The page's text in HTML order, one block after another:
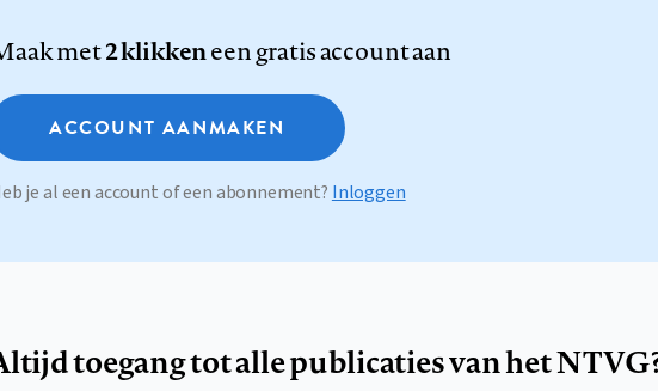
met2 klikkeneen gratis account aan
ACCOUNT AANMAKEN
je al een account of een abonnement? Inloggen
toegang tot alle publicaties van het